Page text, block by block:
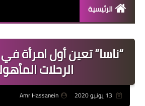
الرئيسية
منوعات
فعاليات
صحة
“ناسا” تعين أول امرأة
الرحلات
Amr Hassanein